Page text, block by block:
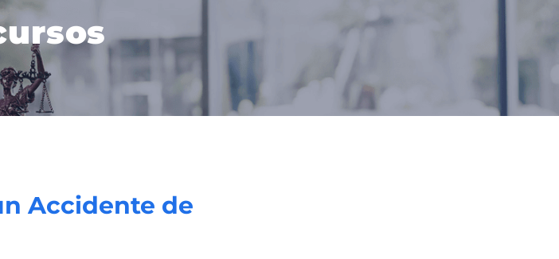
Accidente de